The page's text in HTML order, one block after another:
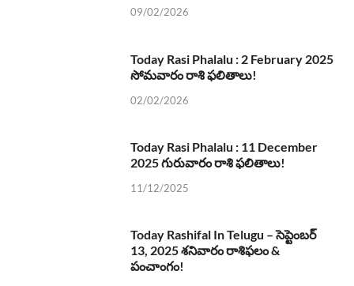
09/02/2026
Today Rasi Phalalu : 2 February 2025
సోమవారం రాశి ఫలితాలు!
02/02/2026
Today Rasi Phalalu : 11 December
2025 గురువారం రాశి ఫలితాలు!
11/12/2025
Today Rashifal In Telugu – సెప్టెంబర్
13, 2025 శనివారం రాశిఫలం &
పంచాంగం!